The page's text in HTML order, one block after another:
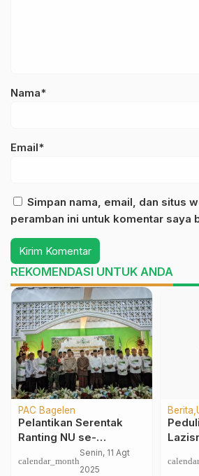
Nama*
Email*
Simpan nama, email, dan situs
peramban ini untuk komentar saya
REKOMENDASI UNTUK ANDA
PAC Bagelen
Pelantikan Serentak
Ranting NU se-
Kecamatan Bagelen
Berlangsung Khidmat
calendar_month
Senin, 11 Agt
2025
Berita
dan